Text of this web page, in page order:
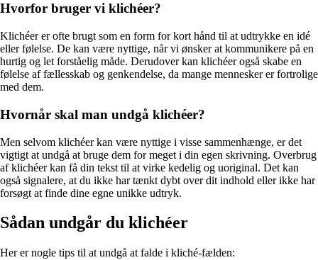
Hvorfor bruger vi klichéer?
Klichéer er ofte brugt som en form for kort hånd til at udtrykke en idé
eller følelse. De kan være nyttige, når vi ønsker at kommunikere på en
hurtig og let forståelig måde. Derudover kan klichéer også skabe en
følelse af fællesskab og genkendelse, da mange mennesker er fortrolige
med dem.
Hvornår skal man undgå klichéer?
Men selvom klichéer kan være nyttige i visse sammenhænge, er det
vigtigt at undgå at bruge dem for meget i din egen skrivning. Overbrug
af klichéer kan få din tekst til at virke kedelig og uoriginal. Det kan
også signalere, at du ikke har tænkt dybt over dit indhold eller ikke har
forsøgt at finde dine egne unikke udtryk.
Sådan undgår du klichéer
Her er nogle tips til at undgå at falde i kliché-fælden: